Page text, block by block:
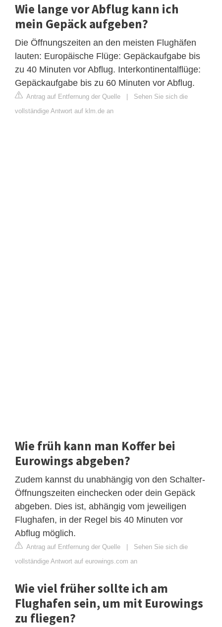
Wie lange vor Abflug kann ich
mein Gepäck aufgeben?
Die Öffnungszeiten an den meisten Flughäfen
lauten: Europäische Flüge: Gepäckaufgabe bis
zu 40 Minuten vor Abflug. Interkontinentalflüge:
Gepäckaufgabe bis zu 60 Minuten vor Abflug.
Antrag auf Entfernung der Quelle | Sehen Sie sich die
vollständige Antwort auf klm.de an
Wie früh kann man Koffer bei
Eurowings abgeben?
Zudem kannst du unabhängig von den Schalter-
Öffnungszeiten einchecken oder dein Gepäck
abgeben. Dies ist, abhängig vom jeweiligen
Flughafen, in der Regel bis 40 Minuten vor
Abflug möglich.
Antrag auf Entfernung der Quelle | Sehen Sie sich die
vollständige Antwort auf eurowings.com an
Wie viel früher sollte ich am
Flughafen sein, um mit Eurowings
zu fliegen?